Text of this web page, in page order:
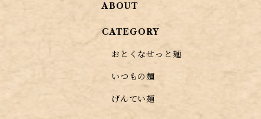
ABOUT
CATEGORY
おとくなせっと麺
いつもの麺
げんてい麺